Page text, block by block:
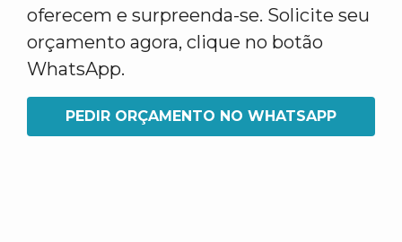
oferecem e surpreenda-se. Solicite seu
orçamento agora, clique no botão
WhatsApp.
PEDIR ORÇAMENTO NO WHATSAPP